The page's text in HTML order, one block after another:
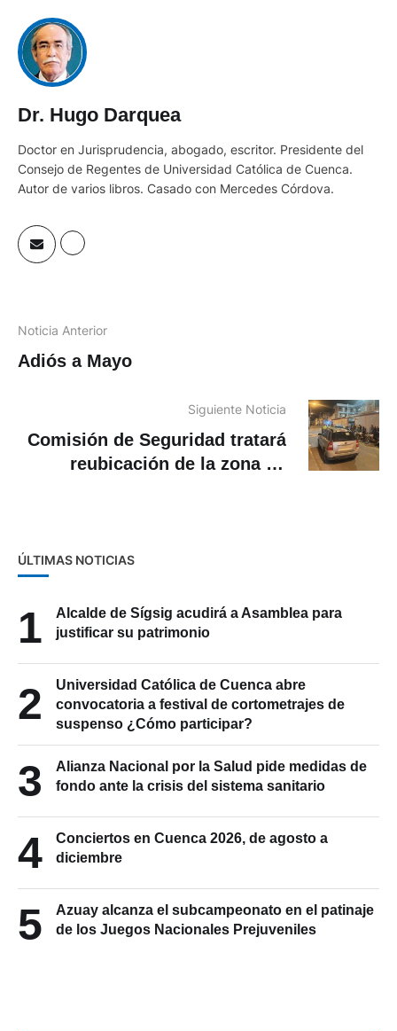
Dr. Hugo Darquea
Doctor en Jurisprudencia, abogado, escritor. Presidente del
Consejo de Regentes de Universidad Católica de Cuenca.
Autor de varios libros. Casado con Mercedes Córdova.
Noticia Anterior
Adiós a Mayo
Siguiente Noticia
Comisión de Seguridad tratará
reubicación de la zona de
ÚLTIMAS NOTICIAS
1
Alcalde de Sígsig acudirá a Asamblea para
justificar su patrimonio
2
Universidad Católica de Cuenca abre
convocatoria a festival de cortometrajes de
suspenso ¿Cómo participar?
3
Alianza Nacional por la Salud pide medidas de
fondo ante la crisis del sistema sanitario
4
Conciertos en Cuenca 2026, de agosto a
diciembre
5
Azuay alcanza el subcampeonato en el patinaje
de los Juegos Nacionales Prejuveniles